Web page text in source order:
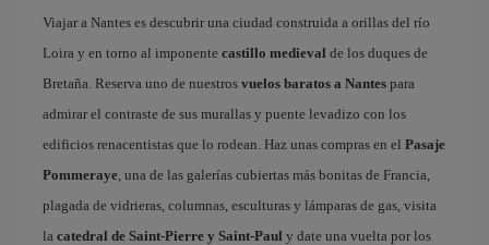
Viajar a Nantes es descubrir una ciudad construida a orillas del río
Loira y en torno al imponente castillo medieval de los duques de
Bretaña. Reserva uno de nuestros vuelos baratos a Nantes para
admirar el contraste de sus murallas y puente levadizo con los
edificios renacentistas que lo rodean. Haz unas compras en el Pasaje
Pommeraye, una de las galerías cubiertas más bonitas de Francia,
plagada de vidrieras, columnas, esculturas y lámparas de gas, visita
la catedral de Saint-Pierre y Saint-Paul y date una vuelta por los